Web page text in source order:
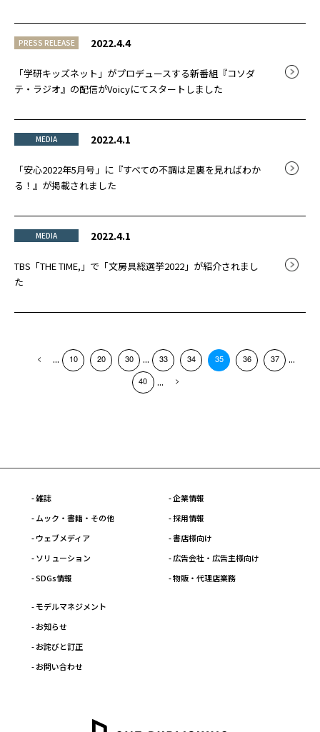
PRESS RELEASE 2022.4.4
「学研キッズネット」がプロデュースする新番組『コソダ
テ・ラジオ』の配信がVoicyにてスタートしました
MEDIA 2022.4.1
「安心2022年5月号」に『すべての不調は足裏を見ればわか
る！』が掲載されました
MEDIA 2022.4.1
TBS「THE TIME,」で「文房具総選挙2022」が紹介されまし
た
... 10 20 30 ... 33 34 35 36 37 ...
40 ...
- 雑誌
- ムック・書籍・その他
- ウェブメディア
- ソリューション
- SDGs情報
- 企業情報
- 採用情報
- 書店様向け
- 広告会社・広告主様向け
- 物販・代理店業務
- モデルマネジメント
- お知らせ
- お詫びと訂正
- お問い合わせ